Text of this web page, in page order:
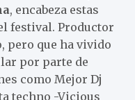
, encabeza estas
festival. Productor
pero que ha vivido
por parte de
como Mejor Dj
techno -Vicious